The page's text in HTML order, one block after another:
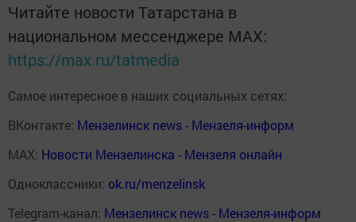
Читайте новости Татарстана в
национальном мессенджере MАХ:
https://max.ru/tatmedia
Самое интересное в наших социальных сетях:
ВКонтакте: Мензелинск news - Мензеля-информ
MAX: Новости Мензелинска - Мензеля онлайн
Одноклассники: ok.ru/menzelinsk
Telegram-канал: Мензелинск news - Мензеля-информ